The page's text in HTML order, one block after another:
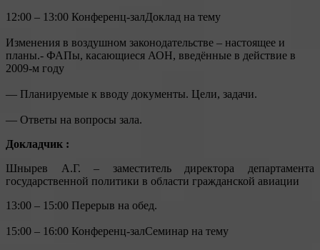
12:00 – 13:00 Конференц-залДоклад на тему
Изменения в воздушном законодательстве – настоящее и
планы.- ФАПы, касающиеся АОН, введённые в действие в
2009-м году
— Планируемые к вводу документы. Цели, задачи.
— Ответы на вопросы зала.
Докладчик :
Шнырев А.Г. – заместитель директора департамента
государственной политики в области гражданской авиации
13:00 – 15:00 Перерыв на обед.
15:00 – 16:00 Конференц-залСеминар на тему